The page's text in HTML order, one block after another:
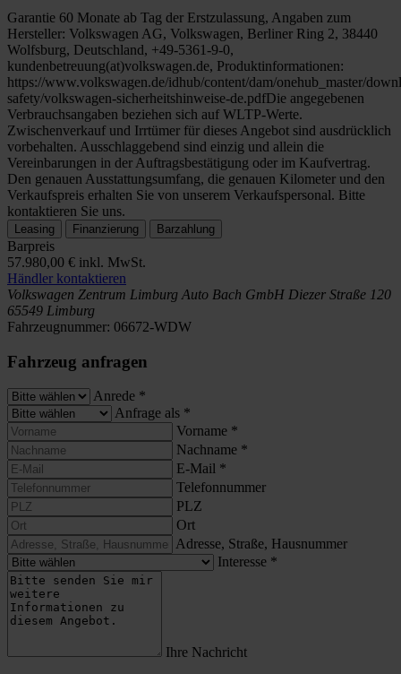
Garantie 60 Monate ab Tag der Erstzulassung, Angaben zum
Hersteller: Volkswagen AG, Volkswagen, Berliner Ring 2, 38440
Wolfsburg, Deutschland, +49-5361-9-0,
kundenbetreuung(at)volkswagen.de, Produktinformationen:
https://www.volkswagen.de/idhub/content/dam/onehub_master/
safety/volkswagen-sicherheitshinweise-de.pdfDie angegebenen
Verbrauchsangaben beziehen sich auf WLTP-Werte.
Zwischenverkauf und Irrtümer für dieses Angebot sind ausdrücklich
vorbehalten. Ausschlaggebend sind einzig und allein die
Vereinbarungen in der Auftragsbestätigung oder im Kaufvertrag.
Den genauen Ausstattungsumfang, die genauen Kilometer und den
Verkaufspreis erhalten Sie von unserem Verkaufspersonal. Bitte
kontaktieren Sie uns.
Leasing Finanzierung Barzahlung
Barpreis
57.980,00 € inkl. MwSt.
Händler kontaktieren
Volkswagen Zentrum Limburg Auto Bach GmbH Diezer Straße 120
65549 Limburg
Fahrzeugnummer: 06672-WDW
Fahrzeug anfragen
Anrede *
Anfrage als *
Vorname *
Nachname *
E-Mail *
Telefonnummer
PLZ
Ort
Adresse, Straße, Hausnummer
Interesse *
Ihre Nachricht